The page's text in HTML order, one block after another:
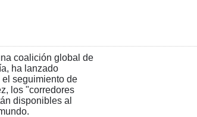
coalición global de
ha lanzado
seguimiento de
los "corredores
disponibles al